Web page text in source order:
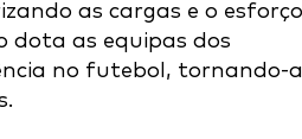
as cargas e o esforço
dota as equipas dos
no futebol, tornando-a